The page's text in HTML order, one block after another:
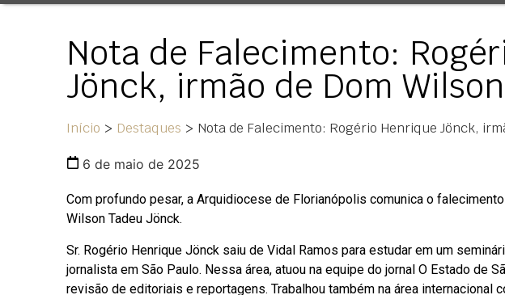
Nota de Falecimento:
Jönck, irmão de Dom Wilson
Início > Destaques > Nota de Falecimento: Rogério Henrique Jönck,
6 de maio de 2025
Com profundo pesar, a Arquidiocese de Florianópolis comunica o
Wilson Tadeu Jönck.
Sr. Rogério Henrique Jönck saiu de Vidal Ramos para estudar em um
jornalista em São Paulo. Nessa área, atuou na equipe do jornal O Estado de
revisão de editoriais e reportagens. Trabalhou também na área internacional